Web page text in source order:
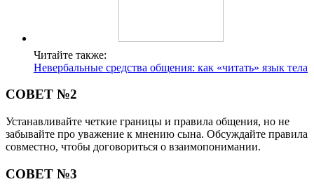
Читайте также:
Невербальные средства общения: как «читать» язык тела
СОВЕТ №2
Устанавливайте четкие границы и правила общения, но не
забывайте про уважение к мнению сына. Обсуждайте правила
совместно, чтобы договориться о взаимопонимании.
СОВЕТ №3